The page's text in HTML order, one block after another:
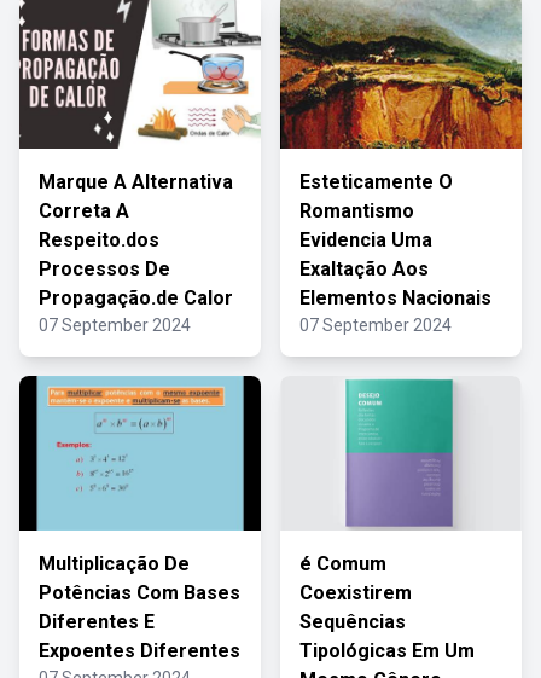
Marque A Alternativa
Correta A
Respeito.dos
Processos De
Propagação.de Calor
07 September 2024
Esteticamente O
Romantismo
Evidencia Uma
Exaltação Aos
Elementos Nacionais
07 September 2024
Multiplicação De
Potências Com Bases
Diferentes E
Expoentes Diferentes
é Comum
Coexistirem
Sequências
Tipológicas Em Um